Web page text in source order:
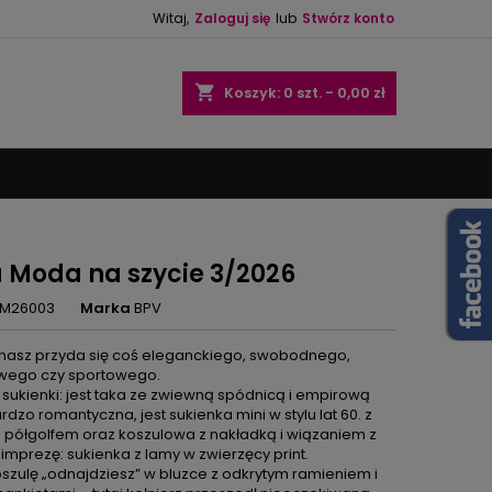
Witaj, Zaloguj się lub Stwórz konto
shopping_cart Koszyk: 0 szt. - 0,00 zł
Moda na szycie 3/2026
Marka BPV
przyda się coś eleganckiego, swobodnego,
czy sportowego.
jest taka ze zwiewną spódnicą i empirową
romantyczna, jest sukienka mini w stylu lat 60. z
oraz koszulowa z nakładką i wiązaniem z
sukienka z lamy w zwierzęcy print.
„odnajdziesz” w bluzce z odkrytym ramieniem i